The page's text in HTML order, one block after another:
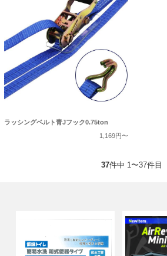
ラッシングベルト青Jフック0.75ton
1,169円〜
37件中 1〜37件目